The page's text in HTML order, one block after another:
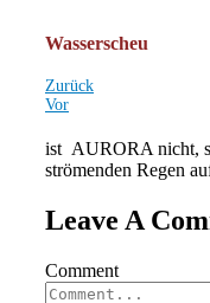
Wasserscheu
Zurück
Vor
ist AURORA nicht,
strömenden Regen
Leave A
Comment